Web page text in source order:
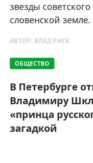
звезды
словенской земле.
АВТОР: ВЛАД РИГА
ОБЩЕСТВО
В Петербурге
Владимиру
«принца
загадкой